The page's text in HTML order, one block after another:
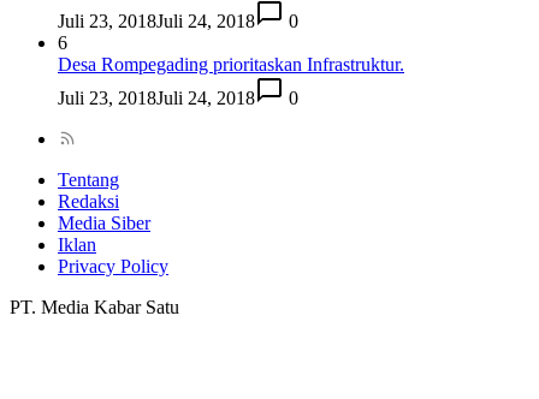
Juli 23, 2018Juli 24, 2018
0
6
Desa Rompegading prioritaskan Infrastruktur.
Juli 23, 2018Juli 24, 2018 0
Tentang
Redaksi
Media Siber
Iklan
Privacy Policy
PT. Media Kabar Satu